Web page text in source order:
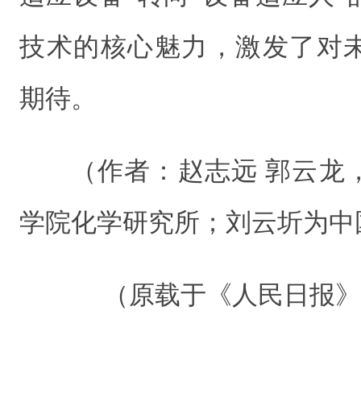
技术的核心魅力，激发了对
期待。
（作者：赵志远 郭云
学院化学研究所；刘云圻为
（原载于《人民日报